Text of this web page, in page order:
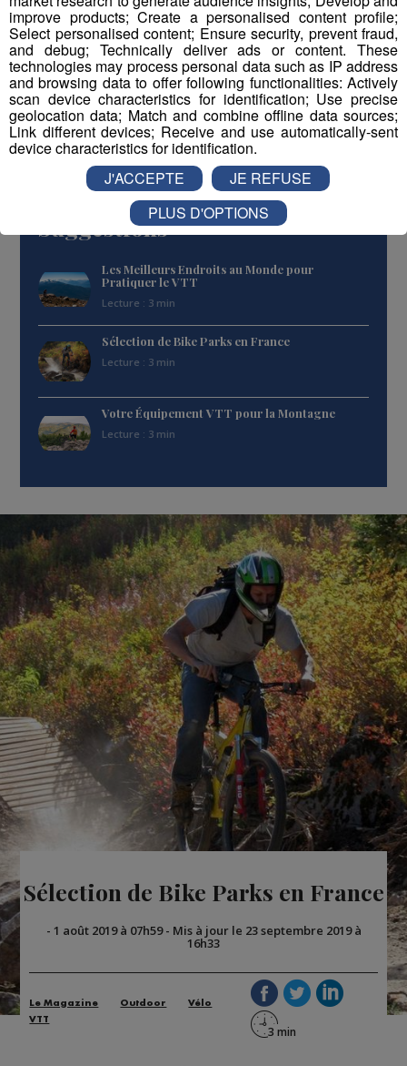
Partager sur Facebook
Partager sur Twitter
Suggestions
Les Meilleurs Endroits au Monde pour
Pratiquer le VTT
Lecture : 3 min
Sélection de Bike Parks en France
Lecture : 3 min
Votre Équipement VTT pour la Montagne
Lecture : 3 min
Sélection de Bike Parks en France
- 1 août 2019 à 07h59- Mis à jour le 23 septembre 2019 à
16h33
Le Magazine Outdoor
Vélo
VTT
improve products; Create a personalised content profile;
Select personalised content; Ensure security, prevent fraud,
and debug; Technically deliver ads or content. These
technologies may process personal data such as IP address
and browsing data to offer following functionalities: Actively
scan device characteristics for identification; Use precise
geolocation data; Match and combine offline data sources;
Link different devices; Receive and use automatically-sent
device characteristics for identification.
J'ACCEPTE
JE REFUSE
PLUS D'OPTIONS